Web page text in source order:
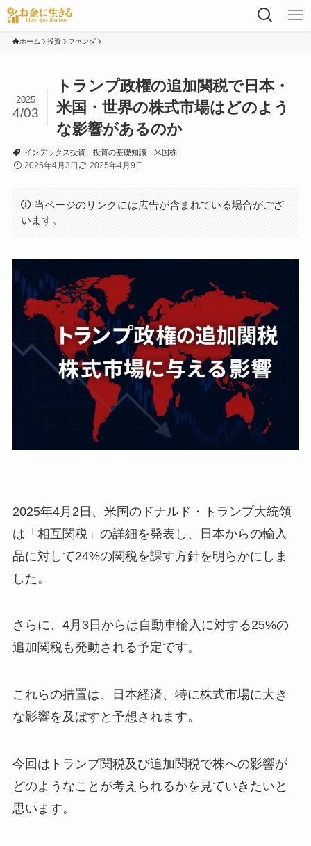
ホーム 投資 ファンダ
トランプ政権の追加関税で日本・
米国・世界の株式市場はどのよう
な影響があるのか
2025
4/03
インデックス投資 投資の基礎知識 米国株
2025年4月3日 2025年4月9日
当ページのリンクには広告が含まれている場合がござ
います。
​2025年4月2日、米国のドナルド・トランプ大統領
は「相互関税」の詳細を発表し、日本からの輸入
品に対して24%の関税を課す方針を明らかにしま
した。
​さらに、4月3日からは自動車輸入に対する25%の
追加関税も発動される予定です。
​これらの措置は、日本経済、特に株式市場に大き
な影響を及ぼすと予想されます。
今回はトランプ関税及び追加関税で株への影響が
どのようなことが考えられるかを見ていきたいと
思います。